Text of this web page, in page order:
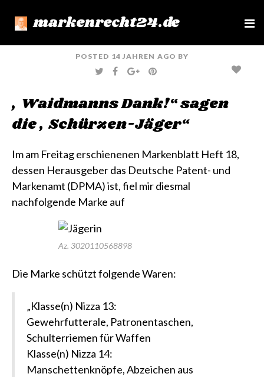
markenrecht24.de
e
POSTED 14 JAHREN AGO BY
T
W
E
F
A
O
G
O
L
E
P
I
R
S
T
„Waidmanns Dank!“ sagen
die „Schürzen-Jäger“
Im am Freitag erschienenen Markenblatt Heft 18,
dessen Herausgeber das Deutsche Patent- und
Markenamt (DPMA) ist, fiel mir diesmal
nachfolgende Marke auf
Az. 3020110568898
Die Marke schützt folgende Waren:
„Klasse(n) Nizza 13:
Gewehrfutterale, Patronentaschen,
Schulterriemen für Waffen
Klasse(n) Nizza 14:
Manschettenknöpfe, Abzeichen aus